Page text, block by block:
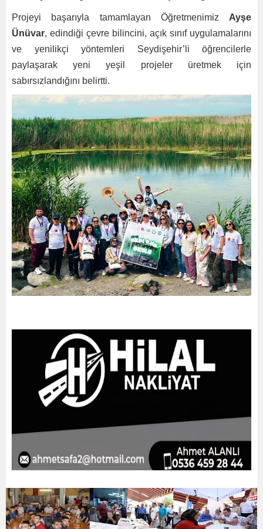
Projeyi başarıyla tamamlayan Öğretmenimiz Ayşe
Ünüvar, edindiği çevre bilincini, açık sınıf uygulamalarını
ve yenilikçi yöntemleri Seydişehir’li öğrencilerle
paylaşarak yeni yeşil projeler üretmek için
sabırsızlandığını belirtti.